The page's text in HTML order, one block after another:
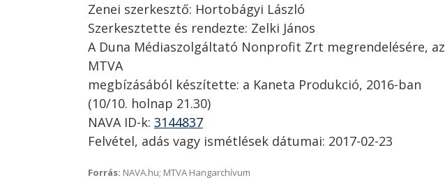
Zenei szerkesztő: Hortobágyi László
Szerkesztette és rendezte: Zelki János
A Duna Médiaszolgáltató Nonprofit Zrt megrendelésére, az
MTVA
megbízásából készítette: a Kaneta Produkció, 2016-ban
(10/10. holnap 21.30)
NAVA ID-k: 3144837
Felvétel, adás vagy ismétlések dátumai: 2017-02-23
Forrás: NAVA.hu; MTVA Hangarchívum